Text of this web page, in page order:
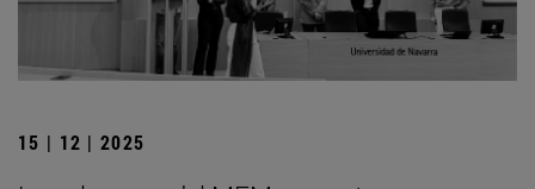
15 | 12 | 2025